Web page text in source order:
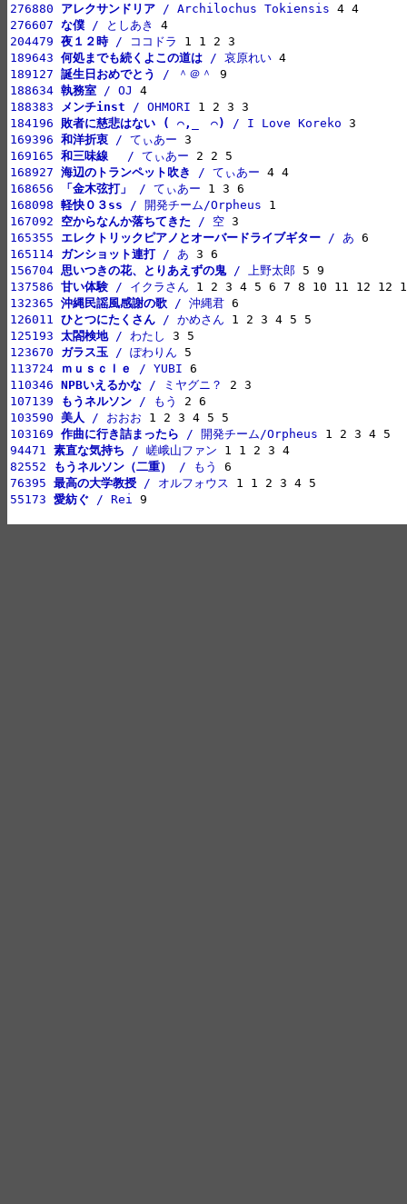
276880 アレクサンドリア / Archilochus Tokiensis
276607 な僕 / としあき
204479 夜１２時 / ココドラ
189643 何処までも続くよこの道は / 哀原れい
189127 誕生日おめでとう / ＾＠＾
188634 執務室 / OJ
188383
メンチinst / OHMORI
184196 敗者に慈悲はない ( ⌒,_ゝ⌒) / I Love Koreko
169396 和洋折衷 / てぃあー
169165 和三味線 / てぃあー
168927 海辺のトランペット吹き / てぃあー
168656
「金木弦打」 / てぃあー
168098 軽快０３ss / 開発チーム/Orpheus
167092 空からなんか落ちてきた / 空
165355 エレクトリックピアノとオーバードライブギター / あ
165114 ガンショット連打 / あ
156704 思いつきの花、とりあえずの鬼 / 上野太郎
137586 甘い体験 / イクラさん
132365 沖縄民謡風感謝の歌 / 沖縄君
126011 ひとつにたくさん / かめさん
125193 太閤検地 / わたし
123670 ガラス玉 / ぽわりん
113724
ｍｕｓｃｌｅ / YUBI
110346 NPBいえるかな / ミヤグニ？
107139
もうネルソン / もう
103590 美人 / おおお
103169 作曲に行き詰まったら / 開発チーム/Orpheus
94471 素直な気持ち / 嵯峨山ファン
82552
もうネルソン（二重） / もう
76395 最高の大学教授 / オルフォウス
55173 愛紡ぐ / Rei 9